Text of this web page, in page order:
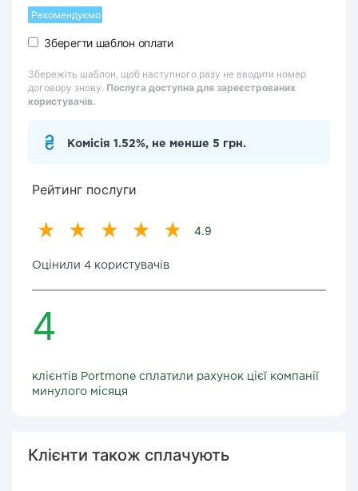
Рекомендуємо
Зберегти шаблон оплати
Збережіть шаблон, щоб наступного разу не вводити номер
договору знову. Послуга доступна для зареєстрованих
користувачів.
Комісія 1.52%, не менше 5 грн.
Рейтинг послуги
4.9
Оцінили 4 користувачів
4
клієнтів Portmone сплатили рахунок цієї компанії
минулого місяця
Клієнти також сплачують